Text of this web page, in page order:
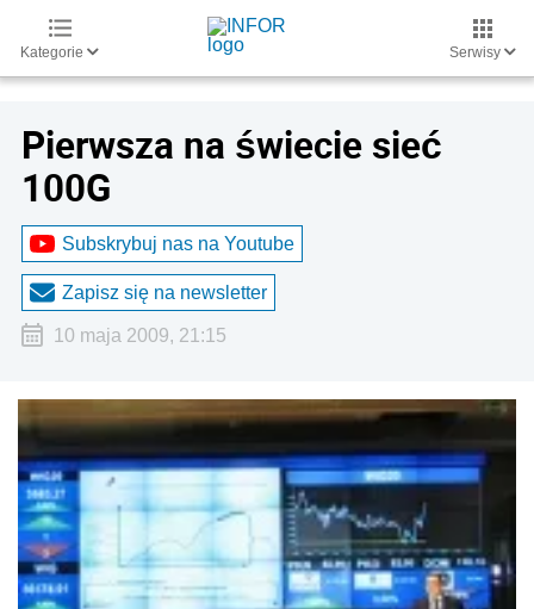
Kategorie Serwisy
Pierwsza na świecie sieć
100G
Subskrybuj nas na Youtube
Zapisz się na newsletter
10 maja 2009, 21:15